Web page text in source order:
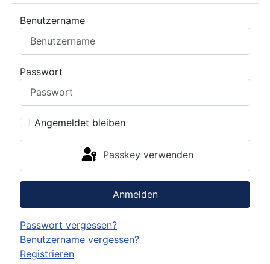
Benutzername
Passwort
Angemeldet bleiben
Passkey verwenden
Anmelden
Passwort vergessen?
Benutzername vergessen?
Registrieren